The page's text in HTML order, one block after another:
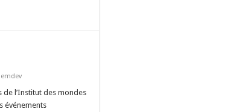
de l’Institut des mondes
événements